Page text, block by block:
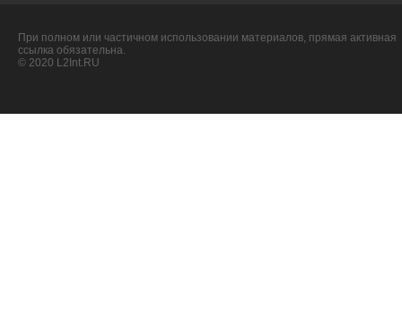
При полном или частичном использовании материалов, прямая активная
ссылка обязательна.
© 2020 L2Int.RU